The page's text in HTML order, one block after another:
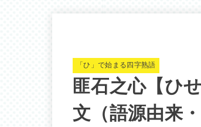
「ひ」で始まる四字熟語
匪石之心【ひ
文（語源由来